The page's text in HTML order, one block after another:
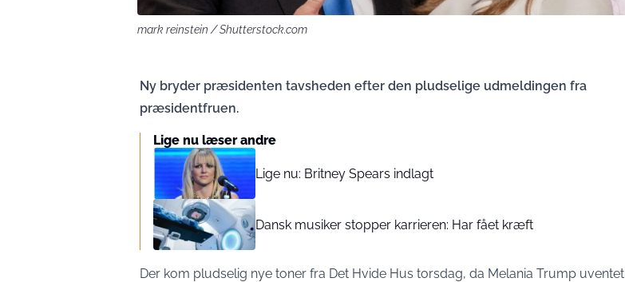
mark reinstein / Shutterstock.com
Ny bryder præsidenten tavsheden efter den pludselige udmeldingen fra
præsidentfruen.
Lige nu læser andre
Lige nu: Britney Spears indlagt
Dansk musiker stopper karrieren: Har fået kræft
Der kom pludselig nye toner fra Det Hvide Hus torsdag, da Melania Trump uventet